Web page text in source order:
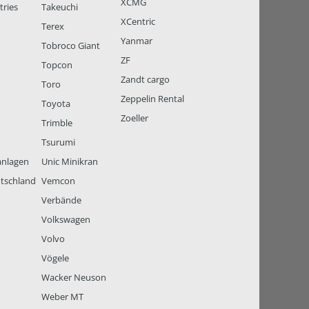
Takeuchi
Terex
Tobroco Giant
Topcon
Toro
Toyota
Trimble
Tsurumi
Unic Minikran
Vemcon
Verbände
Volkswagen
Volvo
Vögele
Wacker Neuson
Weber MT
XCentric
Yanmar
ZF
Zandt cargo
Zeppelin Rental
Zoeller